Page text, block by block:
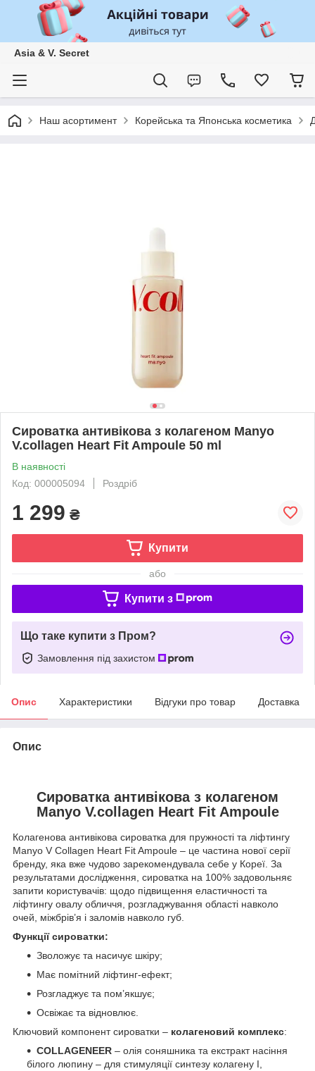
Asia & V. Secret
Наш асортимент Корейська та Японська косметика
Сироватка антивікова з колагеном Manyo
V.collagen Heart Fit Ampoule 50 ml
В наявності
Код: 000005094
Роздріб
1 299 ₴
Купити
або
Купити з
Що таке купити з Пром?
Замовлення під захистом
Опис Характеристики Відгуки про товар Доставка
Опис
Сироватка антивікова з колагеном
Manyo V.collagen Heart Fit Ampoule
Колагенова антивікова сироватка для пружності та ліфтингу
Manyo V Collagen Heart Fit Ampoule – це частина нової серії
бренду, яка вже чудово зарекомендувала себе у Кореї. За
результатами дослідження, сироватка на 100% задовольняє
запити користувачів: щодо підвищення еластичності та
ліфтингу овалу обличчя, розгладжування області навколо
очей, міжбрів’я і заломів навколо губ.
Функції сироватки:
Зволожує та насичує шкіру;
Має помітний ліфтинг-ефект;
Розгладжує та пом’якшує;
Освіжає та відновлює.
Ключовий компонент сироватки – колагеновий комплекс:
COLLAGENEER – олія соняшника та екстракт насіння
білого люпину – для стимуляції синтезу колагену I,